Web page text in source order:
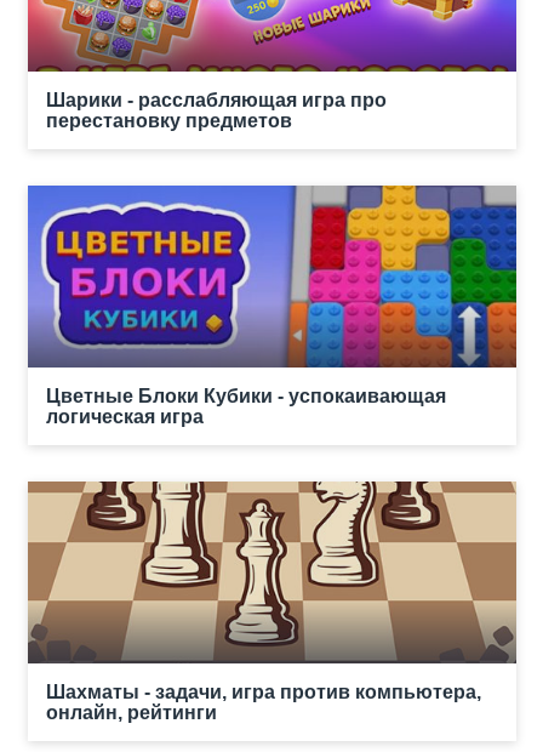
Шарики - расслабляющая игра про
перестановку предметов
Цветные Блоки Кубики - успокаивающая
логическая игра
Шахматы - задачи, игра против компьютера,
онлайн, рейтинги